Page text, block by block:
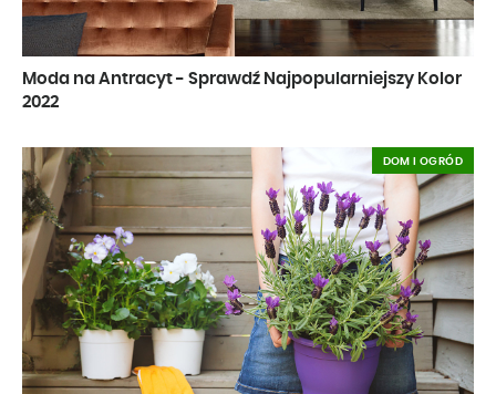
Moda na Antracyt - Sprawdź Najpopularniejszy Kolor
2022
DOM I OGRÓD